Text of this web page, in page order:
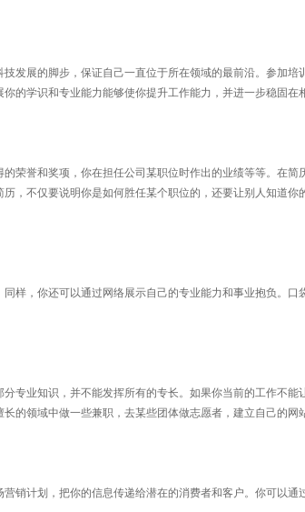
发展的脚步，保证自己一直位于所在领域的最前沿。参加培
的学识和专业能力能够使你提升工作能力，并进一步稳固在
荣誉和奖项，你在担任公司某职位时作出的业绩等等。在简
，不仅要说明你是如何胜任某个职位的，还要让别人知道你
样，你还可以通过网络展示自己的专业能力和事业抱负。口
专业知识，并不能发挥所有的专长。如果你当前的工作不能
的领域中做一些兼职，去某些团体做志愿者，建立自己的网
销计划，把你的信息传递给潜在的消费者和客户。你可以通